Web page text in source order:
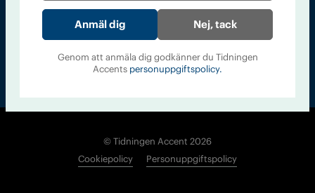
© Tidningen Accent 2026
Cookiepolicy
Personuppgiftspolicy
Nej, tack
Genom att anmäla dig godkänner du Tidningen
Accents personuppgiftspolicy.